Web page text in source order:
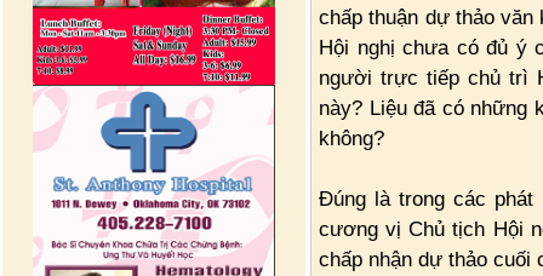
chấp thuận dự thảo
Hội nghị chưa có đủ ý
người trực tiếp chủ trì
này? Liệu đã có những
không?
Đúng là trong các
cương vị Chủ tịch Hội
chấp nhận dự thảo cuối